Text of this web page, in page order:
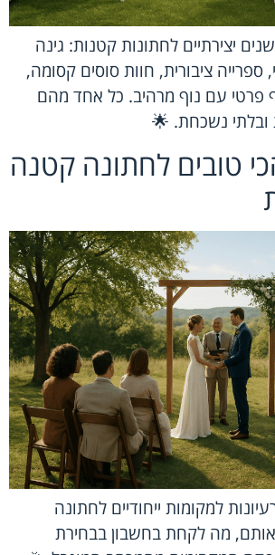
יצירתיים לחתונות קטנות: גינה
ציבורית, חוות סוסים קסומה,
פרטי עם נוף מרהיב. כל אחד מהם
ובלתי נשכחת. 🌟
טובים לחתונה קטנה
למקומות ייחודיים לחתונה
מה לקחת בחשבון בבחירת